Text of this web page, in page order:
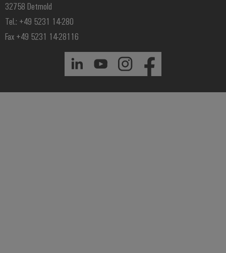
32758 Detmold
Tel.: +49 5231 14-280
Fax +49 5231 14-28116